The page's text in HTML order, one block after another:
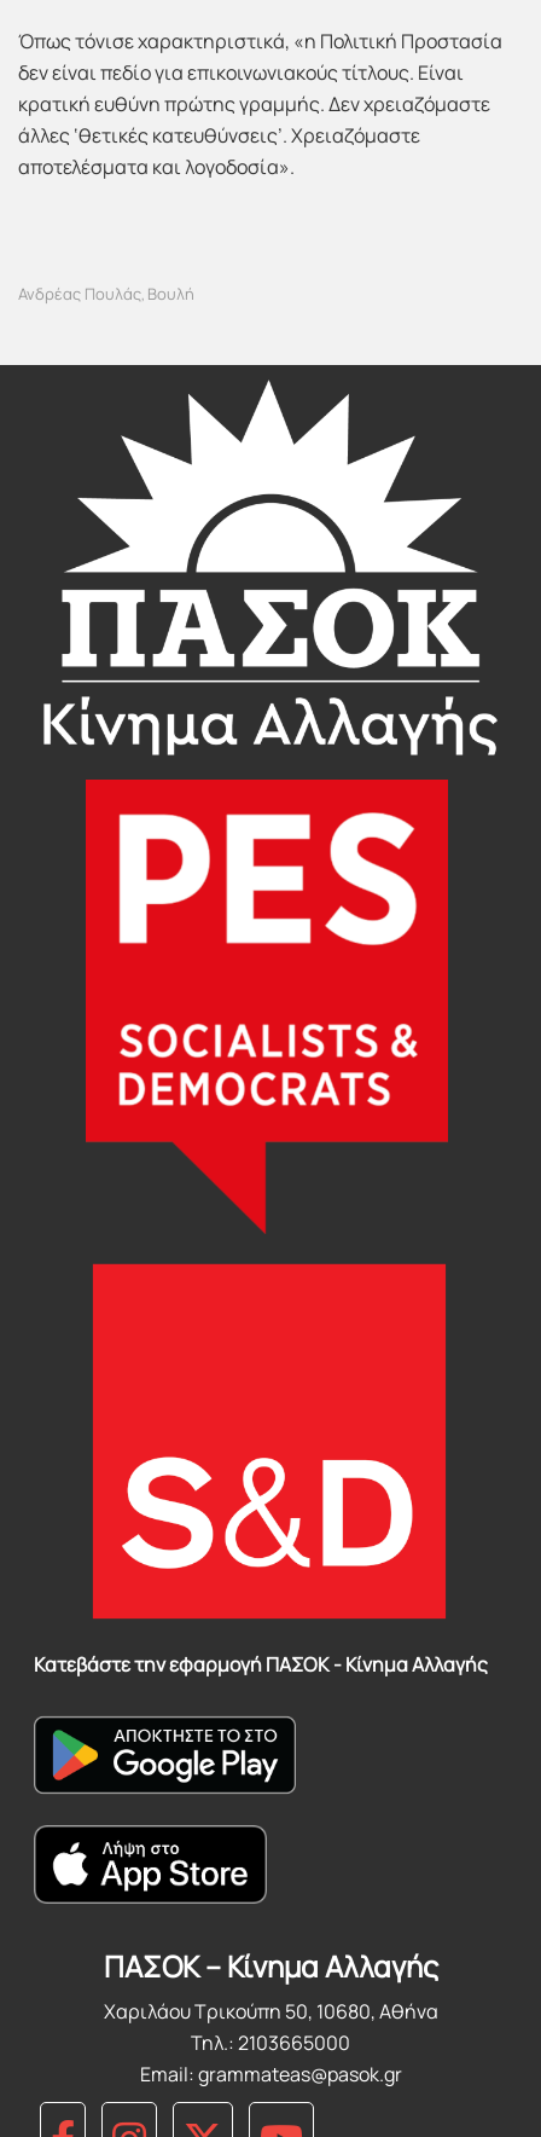
Όπως τόνισε χαρακτηριστικά, «η Πολιτική Προστασία
δεν είναι πεδίο για επικοινωνιακούς τίτλους. Είναι
κρατική ευθύνη πρώτης γραμμής. Δεν χρειαζόμαστε
άλλες ‘θετικές κατευθύνσεις’. Χρειαζόμαστε
αποτελέσματα και λογοδοσία».
Ανδρέας Πουλάς, Βουλή
Κατεβάστε την εφαρμογή ΠΑΣΟΚ - Κίνημα Αλλαγής
ΠΑΣΟΚ – Κίνημα Αλλαγής
Χαριλάου Τρικούπη 50, 10680, Αθήνα
Τηλ.: 2103665000
Email:grammateas@pasok.gr